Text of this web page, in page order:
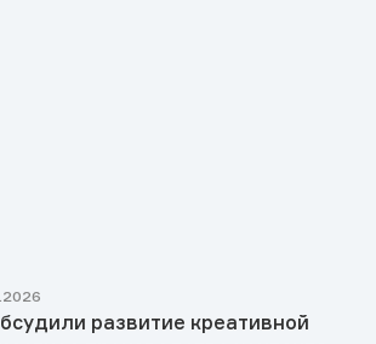
развитие креативной